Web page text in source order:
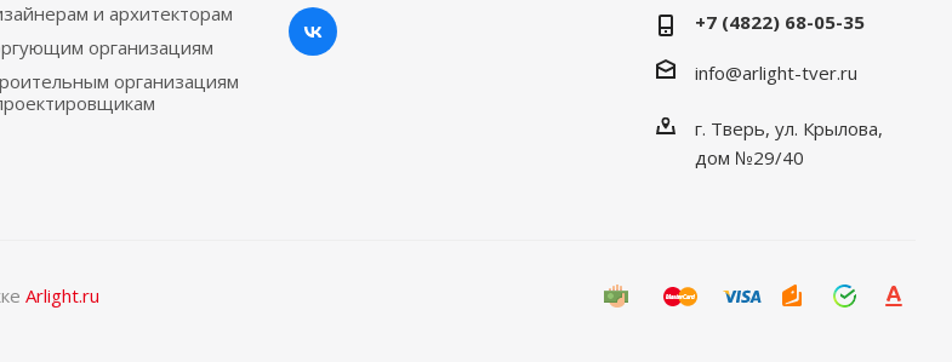
и архитекторам
организациям
организациям
+7 (4822) 68-05-35
info@arlight-tver.ru
г. Тверь, ул. Крылова,
дом №29/40
Arlight.ru